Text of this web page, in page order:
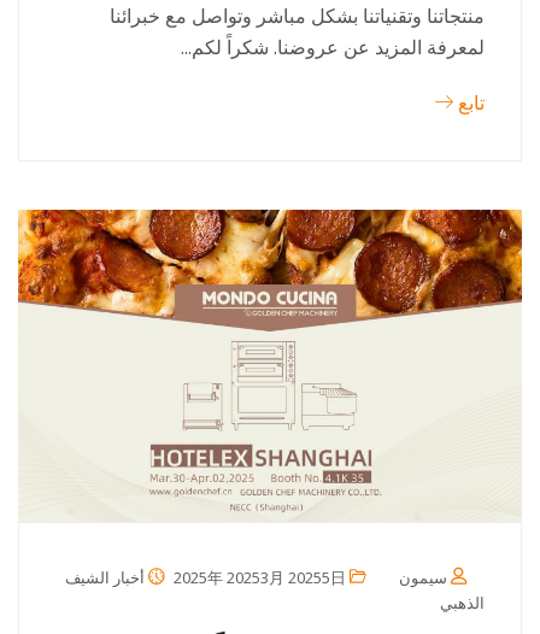
منتجاتنا وتقنياتنا بشكل مباشر وتواصل مع خبرائنا
لمعرفة المزيد عن عروضنا. شكراً لكم...
تابع
سيمون 2025年 20253月 20255日
أخبار الشيف
الذهبي